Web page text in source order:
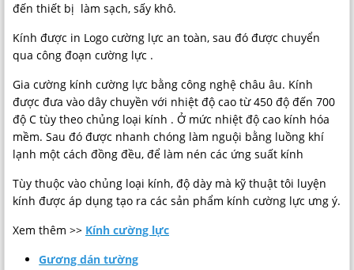
đến thiết bị làm sạch, sấy khô.
Kính được in Logo cường lực an toàn, sau đó được chuyển
qua công đoạn cường lực .
Gia cường kính cường lực bằng công nghệ châu âu. Kính
được đưa vào dây chuyền với nhiệt độ cao từ 450 độ đến 700
độ C tùy theo chủng loại kính . Ở mức nhiệt độ cao kính hóa
mềm. Sau đó được nhanh chóng làm nguội bằng luồng khí
lạnh một cách đồng đều, để làm nén các ứng suất kính
Tùy thuộc vào chủng loại kính, độ dày mà kỹ thuật tôi luyện
kính được áp dụng tạo ra các sản phẩm kính cường lực ưng ý.
Xem thêm >> Kính cường lực
Gương dán tường